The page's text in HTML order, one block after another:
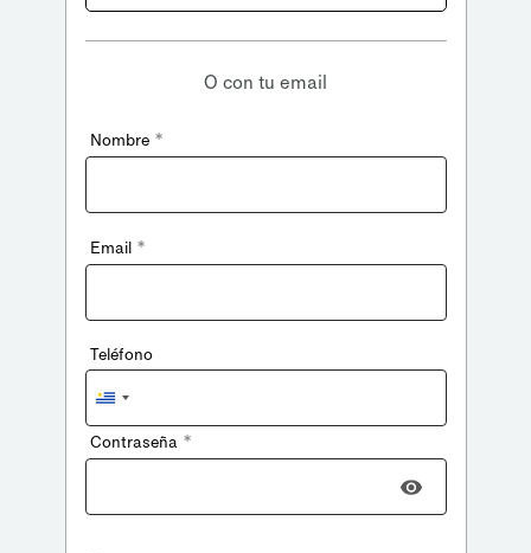
O con tu email
Nombre *
Email *
Teléfono
Uruguay
+598
Contraseña *